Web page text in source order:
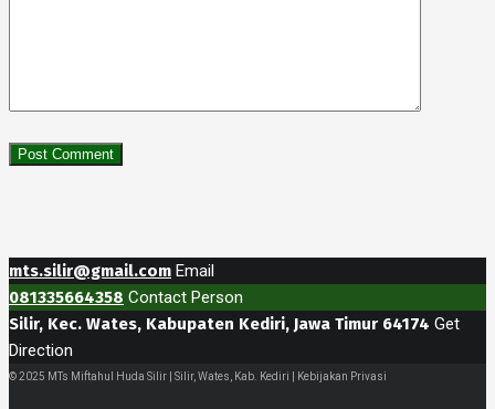
mts.silir@gmail.com Email
081335664358 Contact Person
Silir, Kec. Wates, Kabupaten Kediri, Jawa Timur 64174 Get
Direction
© 2025 MTs Miftahul Huda Silir | Silir, Wates, Kab. Kediri | Kebijakan Privasi